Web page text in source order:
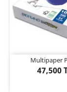
Multipaper
47,500